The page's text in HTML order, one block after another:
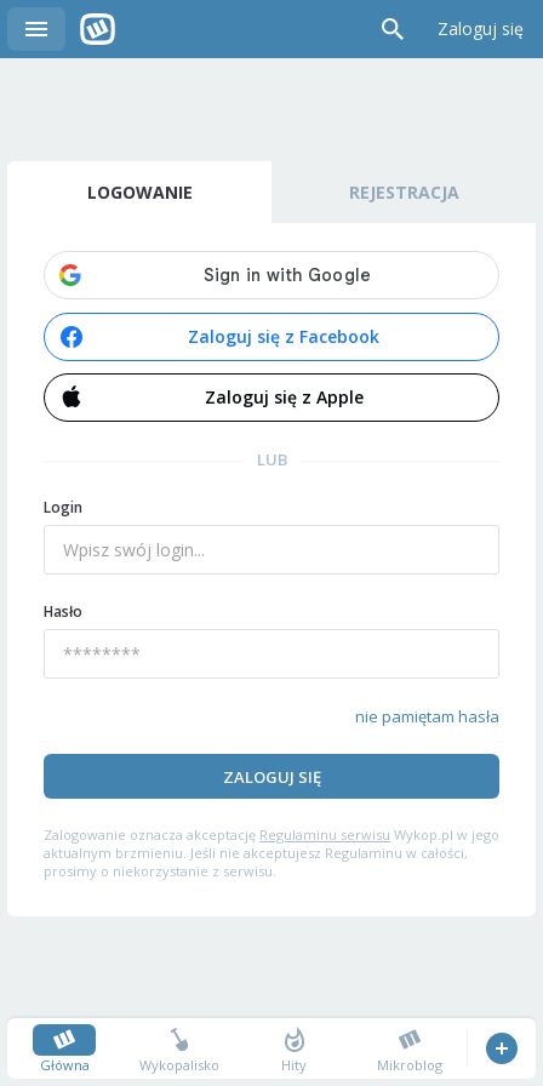
Zaloguj się
LOGOWANIE REJESTRACJA
Zaloguj się z Facebook
Zaloguj się z Apple
LUB
Login
Hasło
nie pamiętam hasła
ZALOGUJ SIĘ
Zalogowanie oznacza akceptację Regulaminu serwisu Wykop.pl w jego
aktualnym brzmieniu. Jeśli nie akceptujesz Regulaminu w całości,
prosimy o niekorzystanie z serwisu.
Główna Wykopalisko Hity Mikroblog